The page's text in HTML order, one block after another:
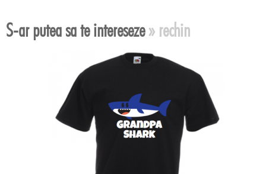
S-ar putea sa te intereseze» rechin